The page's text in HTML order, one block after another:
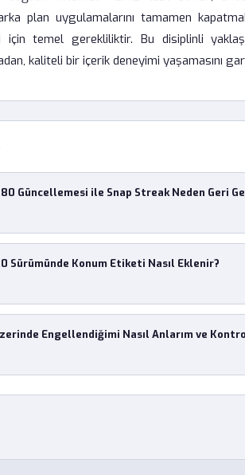
plan uygulamalarını tamamen
için temel gerekliliktir. Bu disiplinli
kaliteli bir içerik deneyimi yaşamasını
Güncellemesi ile Snap Streak Neden Geri
Sürümünde Konum Etiketi Nasıl Eklenir?
Engellendiğimi Nasıl Anlarım ve